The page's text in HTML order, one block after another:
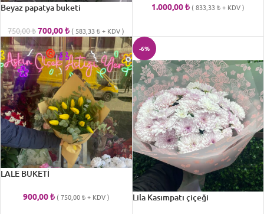
Beyaz papatya buketi
750,00₺700,00₺ ( 583,33₺+ KDV )
1.000,00₺ (833,33₺+ KDV )
LALE BUKETİ
900,00₺ (750,00₺+ KDV )
-6%
Lila Kasımpatı çiçeği